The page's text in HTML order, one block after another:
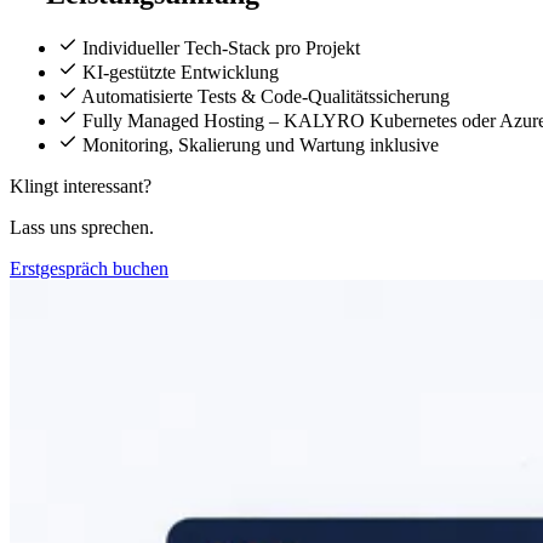
Individueller Tech-Stack pro Projekt
KI-gestützte Entwicklung
Automatisierte Tests & Code-Qualitätssicherung
Fully Managed Hosting – KALYRO Kubernetes oder
Monitoring, Skalierung und Wartung inklusive
Klingt interessant?
Lass uns sprechen.
Erstgespräch buchen